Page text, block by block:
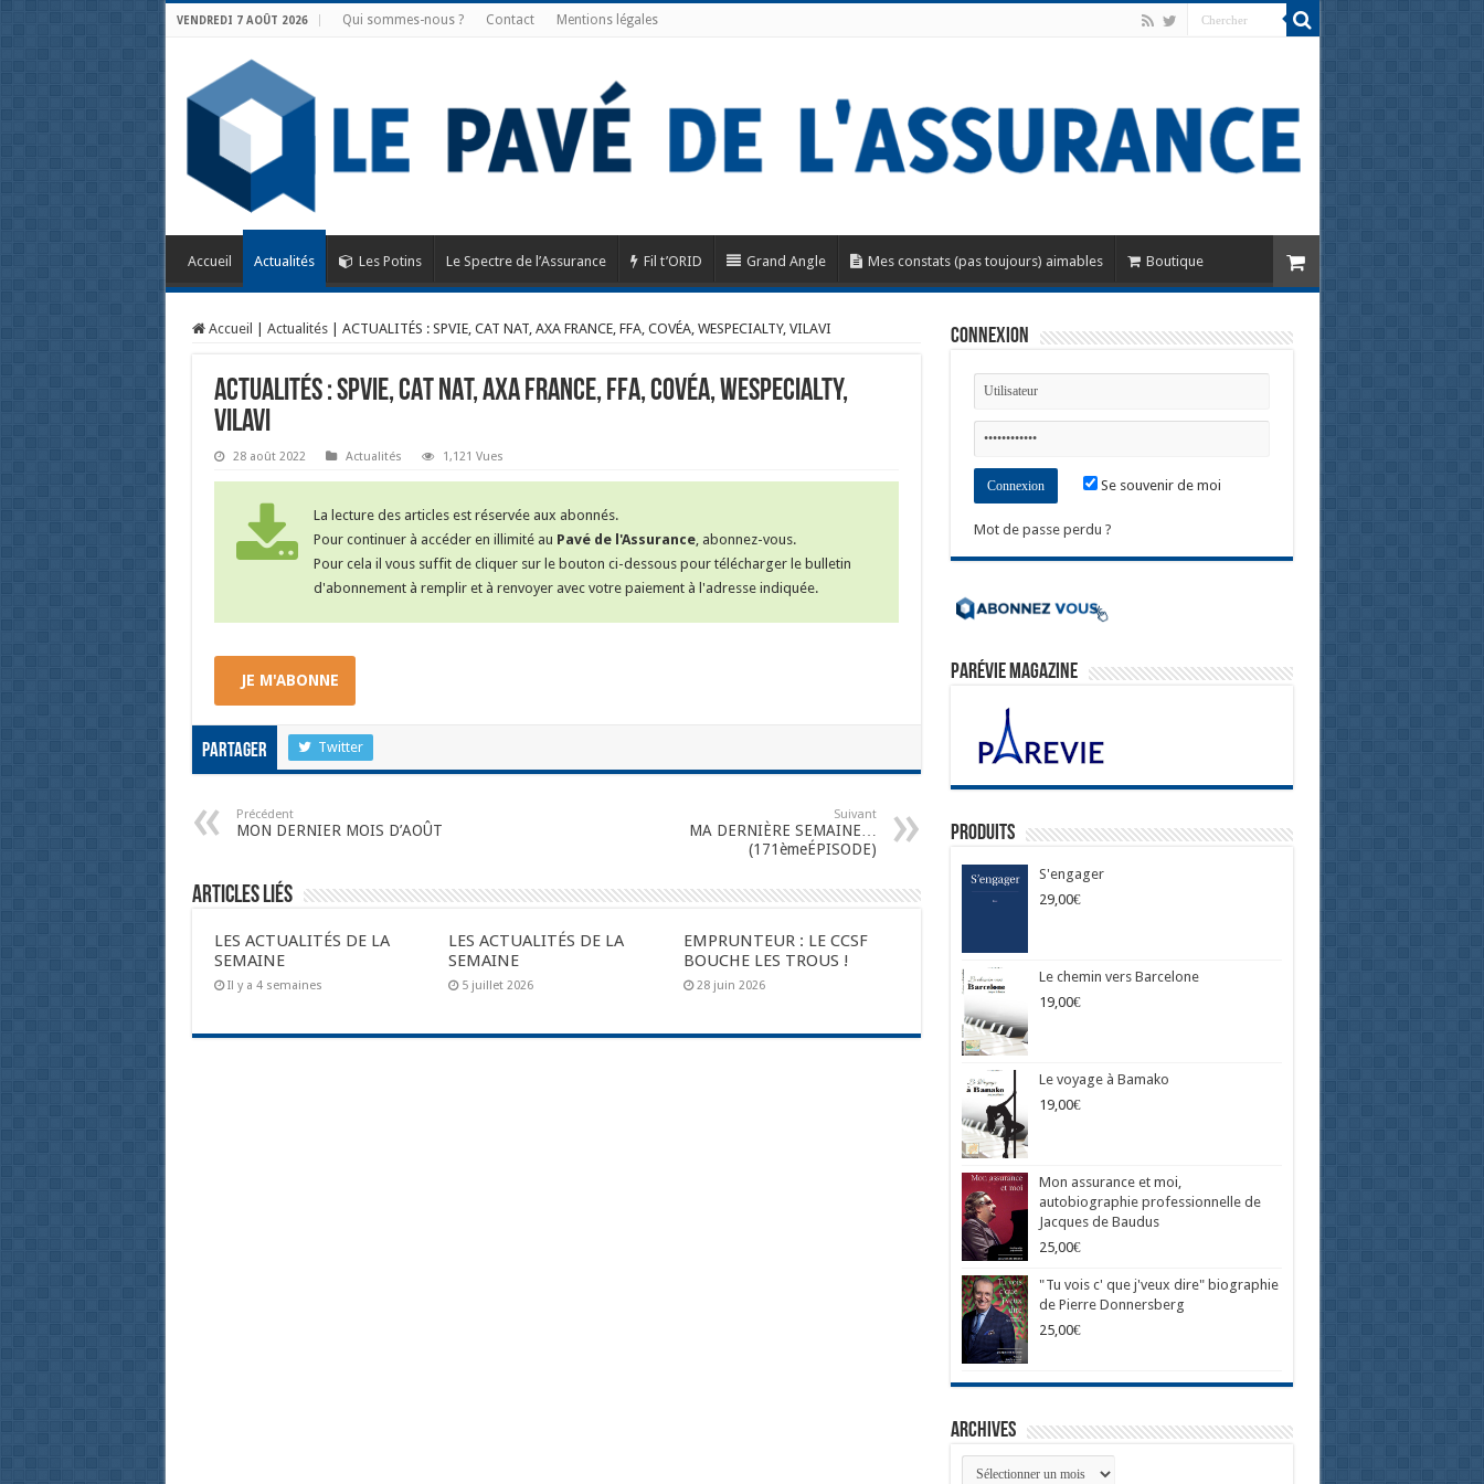
VENDREDI 7 AOÛT 2026 Qui sommes-nous ? Contact Mentions légales
Accueil Actualités Les Potins Le Spectre de l’Assurance Fil t’ORID Grand Angle Mes constats (pas toujours) aimables Boutique
Accueil Actualités ACTUALITÉS : SPVIE, CAT NAT, AXA FRANCE, FFA, COVÉA, WESPECIALTY, VILAVI
ACTUALITÉS : SPVIE, CAT NAT, AXA FRANCE, FFA, COVÉA, WESPECIALTY,
VILAVI
28 août 2022 Actualités 1,121 Vues
La lecture des articles est réservée aux abonnés.
Pour continuer à accéder en illimité au Pavé de l'Assurance, abonnez-vous.
Pour cela il vous suffit de cliquer sur le bouton ci-dessous pour télécharger le bulletin
d'abonnement à remplir et à renvoyer avec votre paiement à l'adresse indiquée.
JE M'ABONNE
Partager Twitter
Précédent
MON DERNIER MOIS D’AOÛT
Suivant
MA DERNIÈRE SEMAINE…
(171èmeÉPISODE)
Articles liés
LES ACTUALITÉS DE LA
SEMAINE
Il y a 4 semaines
LES ACTUALITÉS DE LA
SEMAINE
5 juillet 2026
EMPRUNTEUR : LE CCSF
BOUCHE LES TROUS !
28 juin 2026
Connexion
Se souvenir de moi
Mot de passe perdu ?
ParéVie Magazine
Produits
S'engager
29,00€
Le chemin vers Barcelone
19,00€
Le voyage à Bamako
19,00€
Mon assurance et moi,
autobiographie professionnelle de
Jacques de Baudus
25,00€
"Tu vois c' que j'veux dire" biographie
de Pierre Donnersberg
25,00€
Archives
Archives